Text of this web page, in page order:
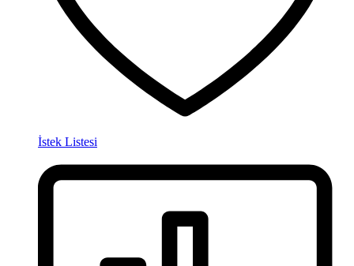
İstek Listesi